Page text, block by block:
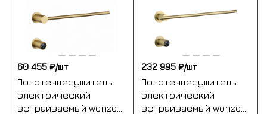
60 455 ₽/шт
Полотенцесушитель
электрический
встраиваемый wonzon
232 995 ₽/шт
Полотенцесушитель
электрический
встраиваемый wonzon